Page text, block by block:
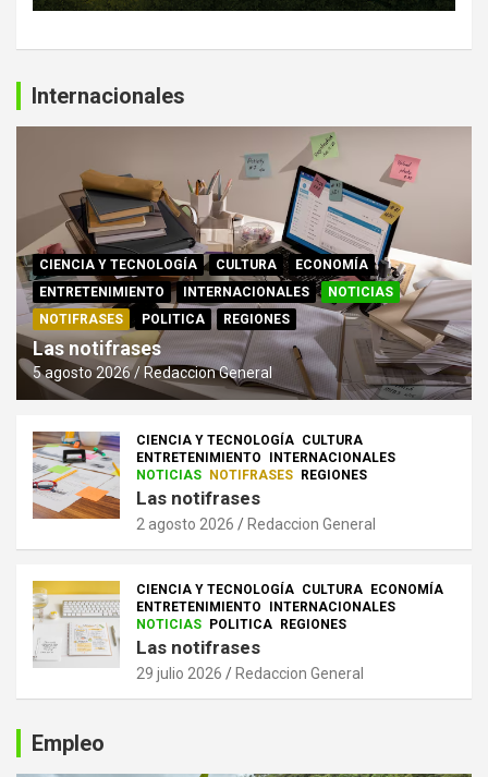
Internacionales
CIENCIA Y TECNOLOGÍA CULTURA
ECONOMÍA
ENTRETENIMIENTO
INTERNACIONALES
NOTICIAS
NOTIFRASES
POLITICA REGIONES
Las notifrases
5 agosto 2026 Redaccion General
CIENCIA Y TECNOLOGÍA CULTURA
ENTRETENIMIENTO
INTERNACIONALES
NOTICIAS
NOTIFRASES REGIONES
Las notifrases
2 agosto 2026 Redaccion General
CIENCIA Y TECNOLOGÍA CULTURA
ECONOMÍA
ENTRETENIMIENTO
INTERNACIONALES
NOTICIAS
POLITICA REGIONES
Las notifrases
29 julio 2026 Redaccion General
Empleo